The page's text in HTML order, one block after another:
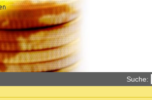
Suche: